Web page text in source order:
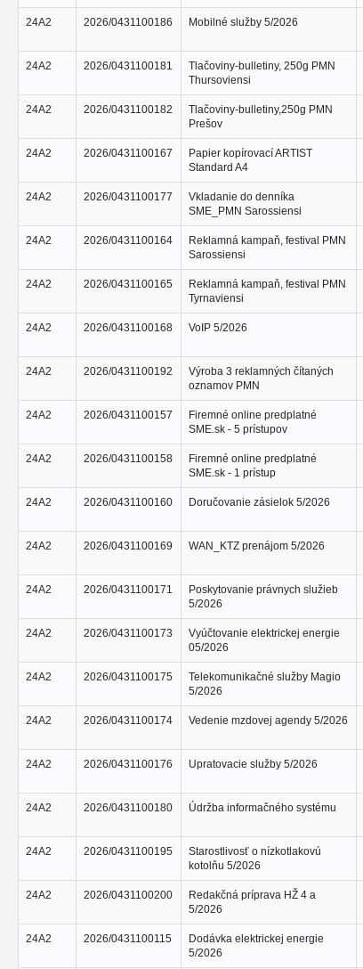
24A2 2026/0431100186 Mobilné služby 5/2026
24A2 2026/0431100181
Tlačoviny-bulletiny, 250g PMN
Thursoviensi
24A2 2026/0431100182
Tlačoviny-bulletiny,250g PMN
Prešov
24A2 2026/0431100167
Papier kopírovací ARTIST
Standard A4
24A2 2026/0431100177
Vkladanie do denníka
SME_PMN Sarossiensi
24A2 2026/0431100164
Reklamná kampaň, festival PMN
Sarossiensi
24A2 2026/0431100165
Reklamná kampaň, festival PMN
Tyrnaviensi
24A2 2026/0431100168 VoIP 5/2026
24A2 2026/0431100192
Výroba 3 reklamných čítaných
oznamov PMN
24A2 2026/0431100157
Firemné online predplatné
SME.sk - 5 prístupov
24A2 2026/0431100158
Firemné online predplatné
SME.sk - 1 prístup
24A2 2026/0431100160 Doručovanie zásielok 5/2026
24A2 2026/0431100169 WAN_KTZ prenájom 5/2026
24A2 2026/0431100171
Poskytovanie právnych služieb
5/2026
24A2 2026/0431100173
Vyúčtovanie elektrickej energie
05/2026
24A2 2026/0431100175
Telekomunikačné služby Magio
5/2026
24A2 2026/0431100174 Vedenie mzdovej agendy 5/2026
24A2 2026/0431100176 Upratovacie služby 5/2026
24A2 2026/0431100180 Údržba informačného systému
24A2 2026/0431100195
Starostlivosť o nízkotlakovú
kotolňu 5/2026
24A2 2026/0431100200
Redakčná príprava HŽ 4 a
5/2026
24A2 2026/0431100115
Dodávka elektrickej energie
5/2026